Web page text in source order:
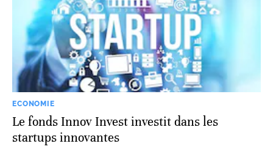
ECONOMIE
Le fonds Innov Invest investit dans les
startups innovantes